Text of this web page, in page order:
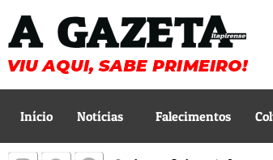
Início Notícias Falecimentos